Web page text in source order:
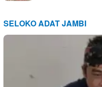
SELOKO ADAT JAMBI